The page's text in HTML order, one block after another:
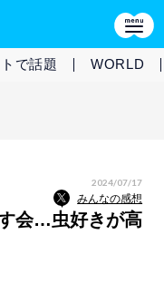
で話題 WORLD
2024/07/17
みんなの感想
会…虫好きが高